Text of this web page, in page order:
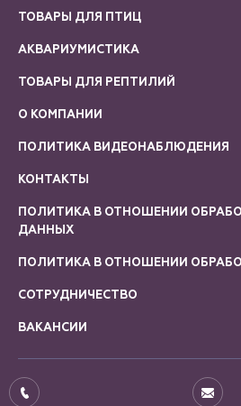
ТОВАРЫ ДЛЯ ПТИЦ
АКВАРИУМИСТИКА
ТОВАРЫ ДЛЯ РЕПТИЛИЙ
О КОМПАНИИ
ПОЛИТИКА ВИДЕОНАБЛЮДЕНИЯ
КОНТАКТЫ
ПОЛИТИКА В ОТНОШЕНИИ
ДАННЫХ
ПОЛИТИКА В ОТНОШЕНИИ
СОТРУДНИЧЕСТВО
ВАКАНСИИ